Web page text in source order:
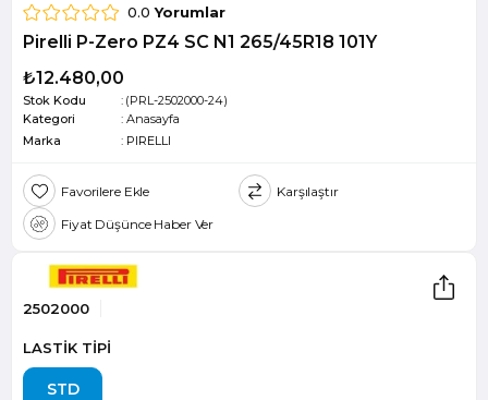
0.0 Yorumlar
Pirelli P-Zero PZ4 SC N1 265/45R18 101Y
₺12.480,00
Stok Kodu
(PRL-2502000-24)
Kategori
: Anasayfa
Marka
: PIRELLI
Favorilere Ekle
Karşılaştır
Fiyat Düşünce Haber Ver
2502000
LASTİK TİPİ
STD